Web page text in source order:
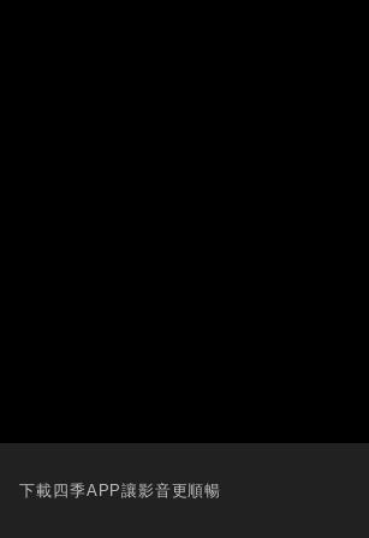
下載四季APP讓影音更順暢